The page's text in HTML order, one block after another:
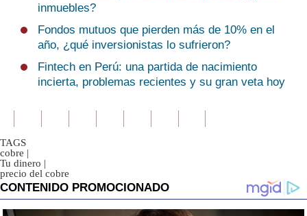
inmuebles?
Fondos mutuos que pierden más de 10% en el
año, ¿qué inversionistas lo sufrieron?
Fintech en Perú: una partida de nacimiento
incierta, problemas recientes y su gran veta hoy
TAGS
cobre |
Tu dinero |
precio del cobre